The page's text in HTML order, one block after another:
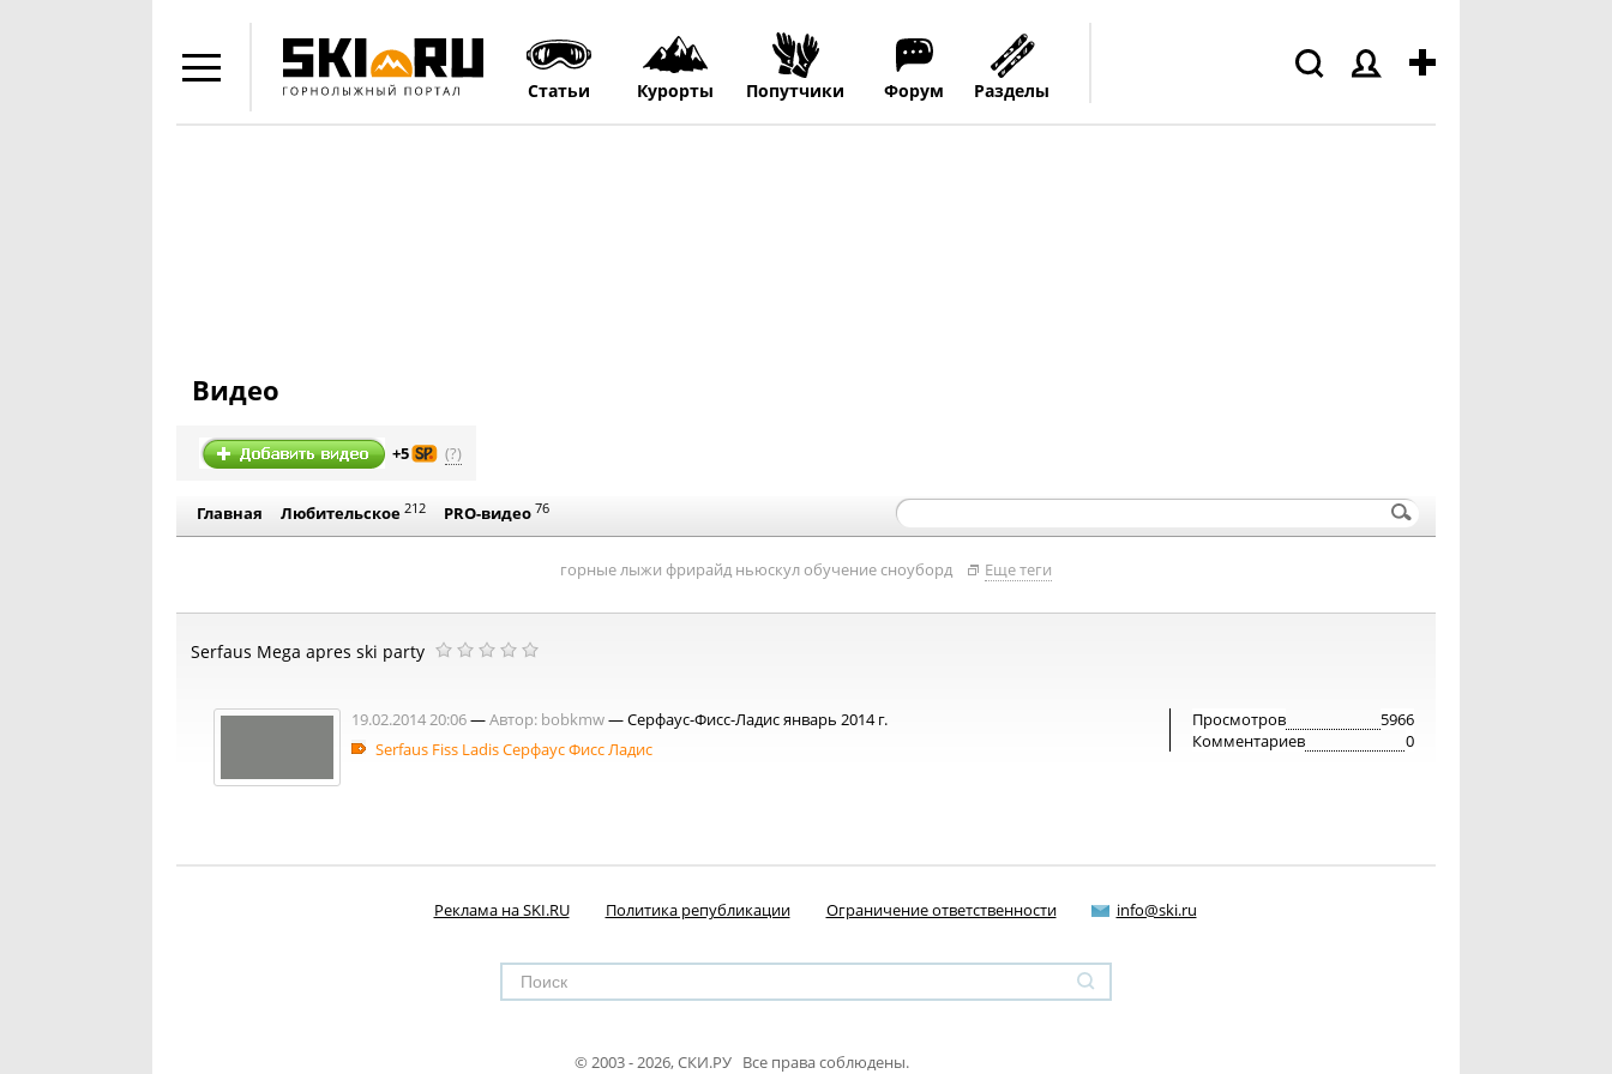
Статьи Курорты Попутчики Форум Разделы
Видео
+5 (?)
Главная Любительское 212 PRO-видео 76
горные лыжи фрирайд ньюскулобучениесноуборд Еще теги
Serfaus Mega apres ski party
Просмотров
5966
Комментариев
0
19.02.2014 20:06—Автор: bobkmw— Серфаус-Фисс-Ладис январь 2014 г.
Serfaus Fiss Ladis Серфаус Фисс Ладис
Реклама на SKI.RU Политика републикации Ограничение ответственности info@ski.ru
© 2003 - 2026, СКИ.РУ Все права соблюдены.